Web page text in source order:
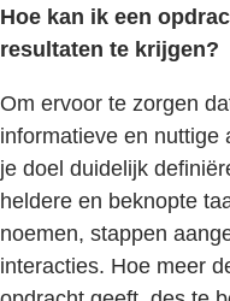
Hoe kan ik een
resultaten te krijgen?
Om ervoor te zorgen
informatieve en nuttige
je doel duidelijk
heldere en beknopte
noemen, stappen
interacties. Hoe meer